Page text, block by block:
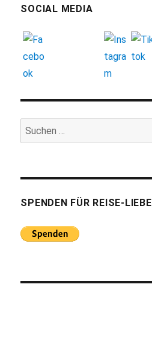
SOCIAL MEDIA
Suchen
nach:
SPENDEN FÜR REISE-LIEBE